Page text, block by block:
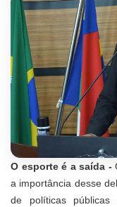
O esporte é a saída -
a importância desse
de políticas